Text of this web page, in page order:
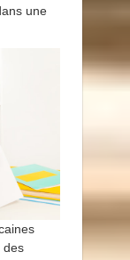
une
des